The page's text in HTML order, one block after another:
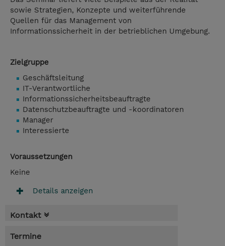
sowie Strategien, Konzepte und weiterführende
Quellen für das Management von
Informationssicherheit in der betrieblichen Umgebung.
Zielgruppe
Geschäftsleitung
IT-Verantwortliche
Informationssicherheitsbeauftragte
Datenschutzbeauftragte und -koordinatoren
Manager
Interessierte
Voraussetzungen
Keine
Details anzeigen
Kontakt
Termine